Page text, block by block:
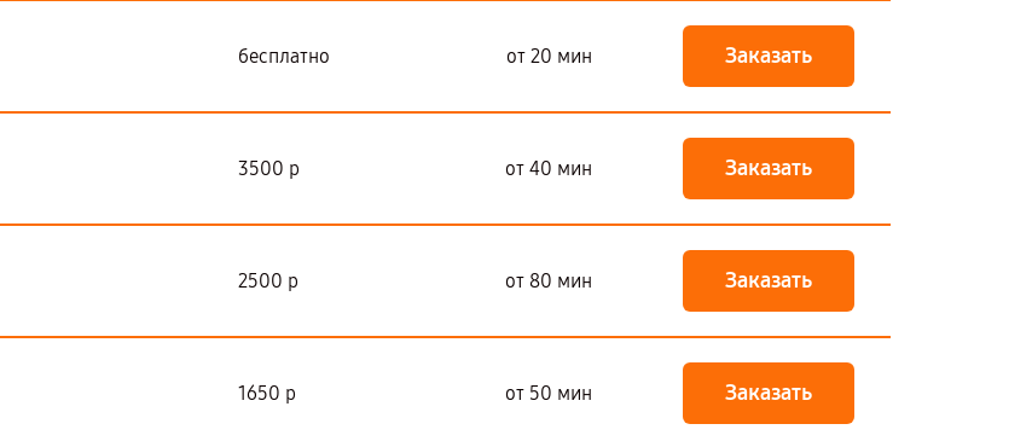
бесплатно от 20 мин Заказать
3500 р от 40 мин Заказать
2500 р от 80 мин Заказать
1650 р от 50 мин Заказать